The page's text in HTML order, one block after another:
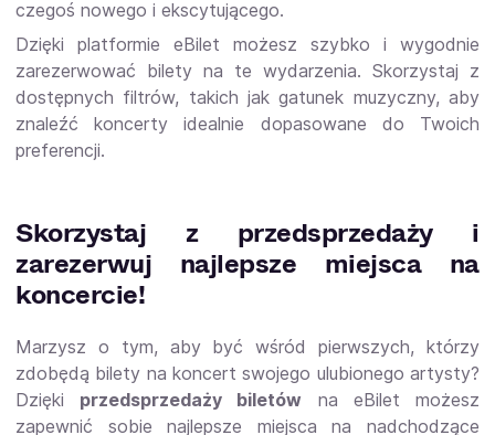
czegoś nowego i ekscytującego.
Dzięki platformie eBilet możesz szybko i wygodnie
zarezerwować bilety na te wydarzenia. Skorzystaj z
dostępnych filtrów, takich jak gatunek muzyczny, aby
znaleźć koncerty idealnie dopasowane do Twoich
preferencji.
Skorzystaj z przedsprzedaży i
zarezerwuj najlepsze miejsca na
koncercie!
Marzysz o tym, aby być wśród pierwszych, którzy
zdobędą bilety na koncert swojego ulubionego artysty?
Dzięki przedsprzedaży biletów na eBilet możesz
zapewnić sobie najlepsze miejsca na nadchodzące